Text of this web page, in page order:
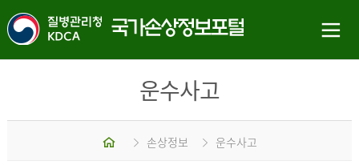
운수사고
홈 손상정보 운수사고